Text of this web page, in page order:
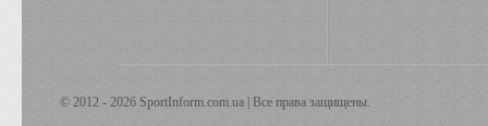
© 2012 - 2026 SportInform.com.ua | Все права защищены.